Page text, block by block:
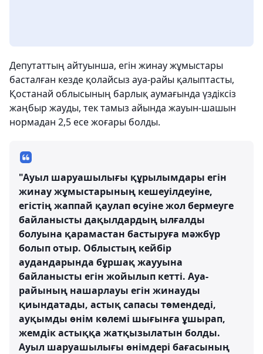
Депутаттың айтуынша, егін жинау жұмыстары
басталған кезде қолайсыз ауа-райы қалыптасты,
Қостанай облысының барлық аумағында үздіксіз
жаңбыр жауды, тек тамыз айында жауын-шашын
нормадан 2,5 есе жоғары болды.
"Ауыл шаруашылығы құрылымдары егін
жинау жұмыстарының кешеуілдеуіне,
егістің жаппай қаулап өсуіне жол бермеуге
байланысты дақылдардың ылғалды
болуына қарамастан бастыруға мәжбүр
болып отыр. Облыстың кейбір
аудандарында бұршақ жаууына
байланысты егін жойылып кетті. Ауа-
райының нашарлауы егін жинауды
қиындатады, астық сапасы төмендеді,
ауқымды өнім көлемі шығынға ұшырап,
жемдік астыққа жатқызылатын болды.
Ауыл шаруашылығы өнімдері бағасының